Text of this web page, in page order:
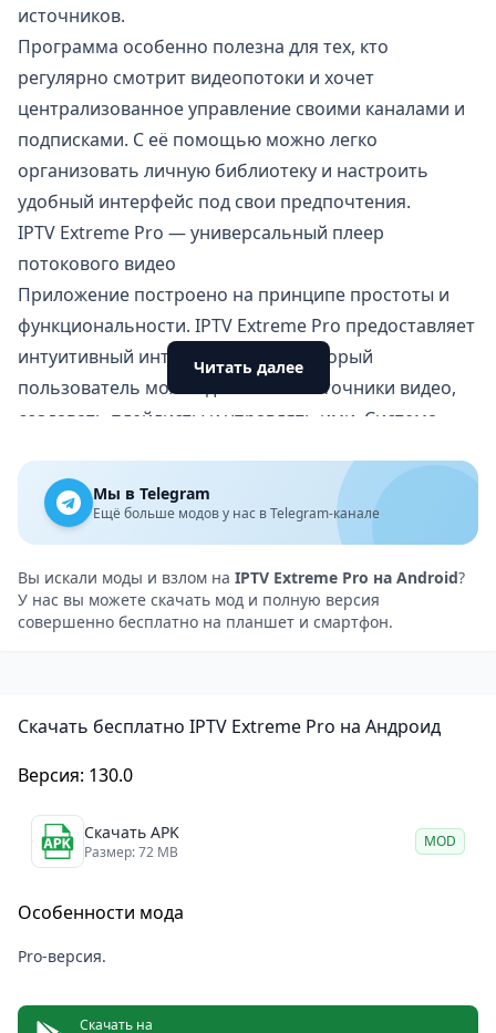
источников.
Программа особенно полезна для тех, кто
регулярно смотрит видеопотоки и хочет
централизованное управление своими каналами и
подписками. С её помощью можно легко
организовать личную библиотеку и настроить
удобный интерфейс под свои предпочтения.
IPTV Extreme Pro — универсальный плеер
потокового видео
Приложение построено на принципе простоты и
функциональности. IPTV Extreme Pro предоставляет
интуитивный интерфейс, через который
пользователь может добавлять источники видео,
создавать плейлисты и управлять ими. Система
устройствах и не требует сложной настройки.
Разработчик Paolo Turatti уделил внимание
стабильности и производительности. Приложение
справляется с различными кодеками и типами
потоков, обеспечивая плавное воспроизведение
даже при нестабильном соединении. Интерфейс
Среди основных удобств — поддержка
синхронизация между устройствами и гибкие
параметры воспроизведения. Пользователь может
создавать избранное, сортировать каналы по
Особенности
Поддержка множества источников видео и
Функция управления плейлистами и организация
Читать далее
Мы в Telegram
Ещё больше модов у нас в Telegram-канале
Вы искали моды и взлом на IPTV Extreme Pro на Android?
У нас вы можете скачать мод и полную версия
совершенно бесплатно на планшет и смартфон.
Скачать бесплатно IPTV Extreme Pro на Андроид
Версия: 130.0
Скачать APK
Размер: 72 MB
MOD
Особенности мода
Pro-версия.
Скачать на